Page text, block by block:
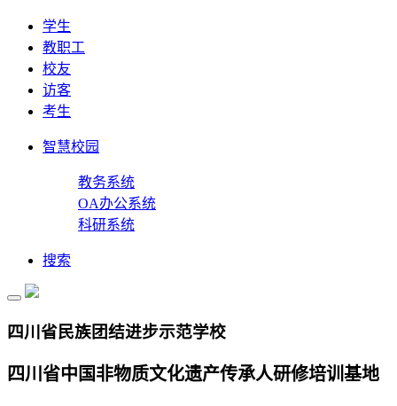
学生
教职工
校友
访客
考生
智慧校园
教务系统
OA办公系统
科研系统
搜索
四川省民族团结进步示范学校
四川省中国非物质文化遗产传承人研修培训基地